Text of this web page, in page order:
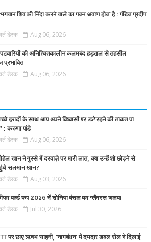
शिव की निंदा करने वाले का पतन अवश्य होता है : पंडित प्रदीप
डेस्क Aug 06, 2026
पटवारियों की अनिश्चितकालीन कलमबंद हड़ताल से तहसील
प्रभावित
डेस्क Aug 06, 2026
इरादों के साथ आप अपने विश्वासों पर डटे रहने की ताकत पा
: करुणा पांडे
डेस्क Aug 06, 2026
खान ने गुस्से में दरवाज़े पर मारी लात, क्या उन्हें शो छोड़ने से
सलमान खान?
डेस्क Aug 03, 2026
वर्ल्ड कप 2026 में सोनिया बंसल का ग्लैमरस जलवा
डेस्क Jul 30, 2026
पर छाए ऋषभ साहनी, 'नागबंधन' में दमदार डबल रोल ने दिलाई